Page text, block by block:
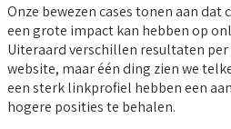
Onze bewezen cases tonen aan
een grote impact kan hebben op
Uiteraard verschillen resultaten
website, maar één ding zien we
een sterk linkprofiel hebben een
hogere posities te behalen.